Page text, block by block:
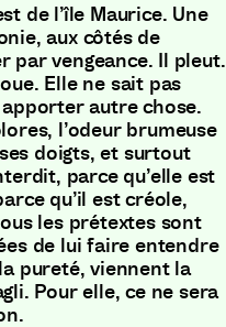
de l’île Maurice. Une
aux côtés de
par vengeance. Il pleut.
Elle ne sait pas
autre chose.
l’odeur brumeuse
doigts, et surtout
parce qu’elle est
qu’il est créole,
les prétextes sont
de lui faire entendre
pureté, viennent la
Pour elle, ce ne sera